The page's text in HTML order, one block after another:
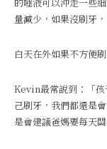
量減少，如果沒刷牙
白天在外如果不方便
Kevin最常說到：「孩
己刷牙，我們都還是
是會建議爸媽要每天